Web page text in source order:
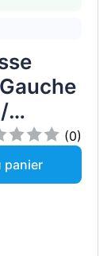
(0)
panier